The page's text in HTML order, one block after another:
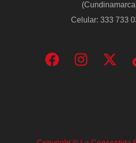
Celular: 333 733